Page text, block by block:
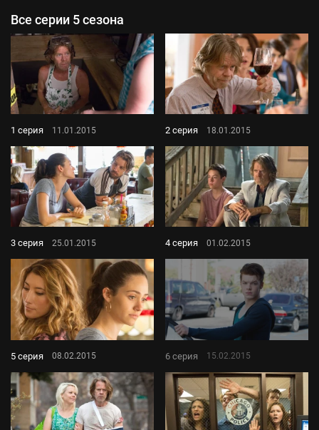
Все серии 5 сезона
1 серия 11.01.2015 2 серия 18.01.2015
3 серия 25.01.2015 4 серия 01.02.2015
5 серия 08.02.2015 6 серия 15.02.2015